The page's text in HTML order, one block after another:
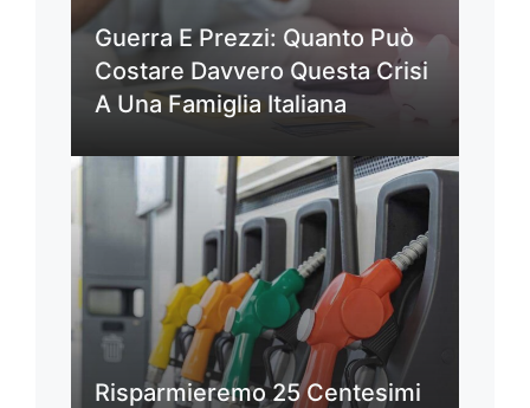
Guerra E Prezzi: Quanto Può
Costare Davvero Questa Crisi
A Una Famiglia Italiana
Risparmieremo 25 Centesimi